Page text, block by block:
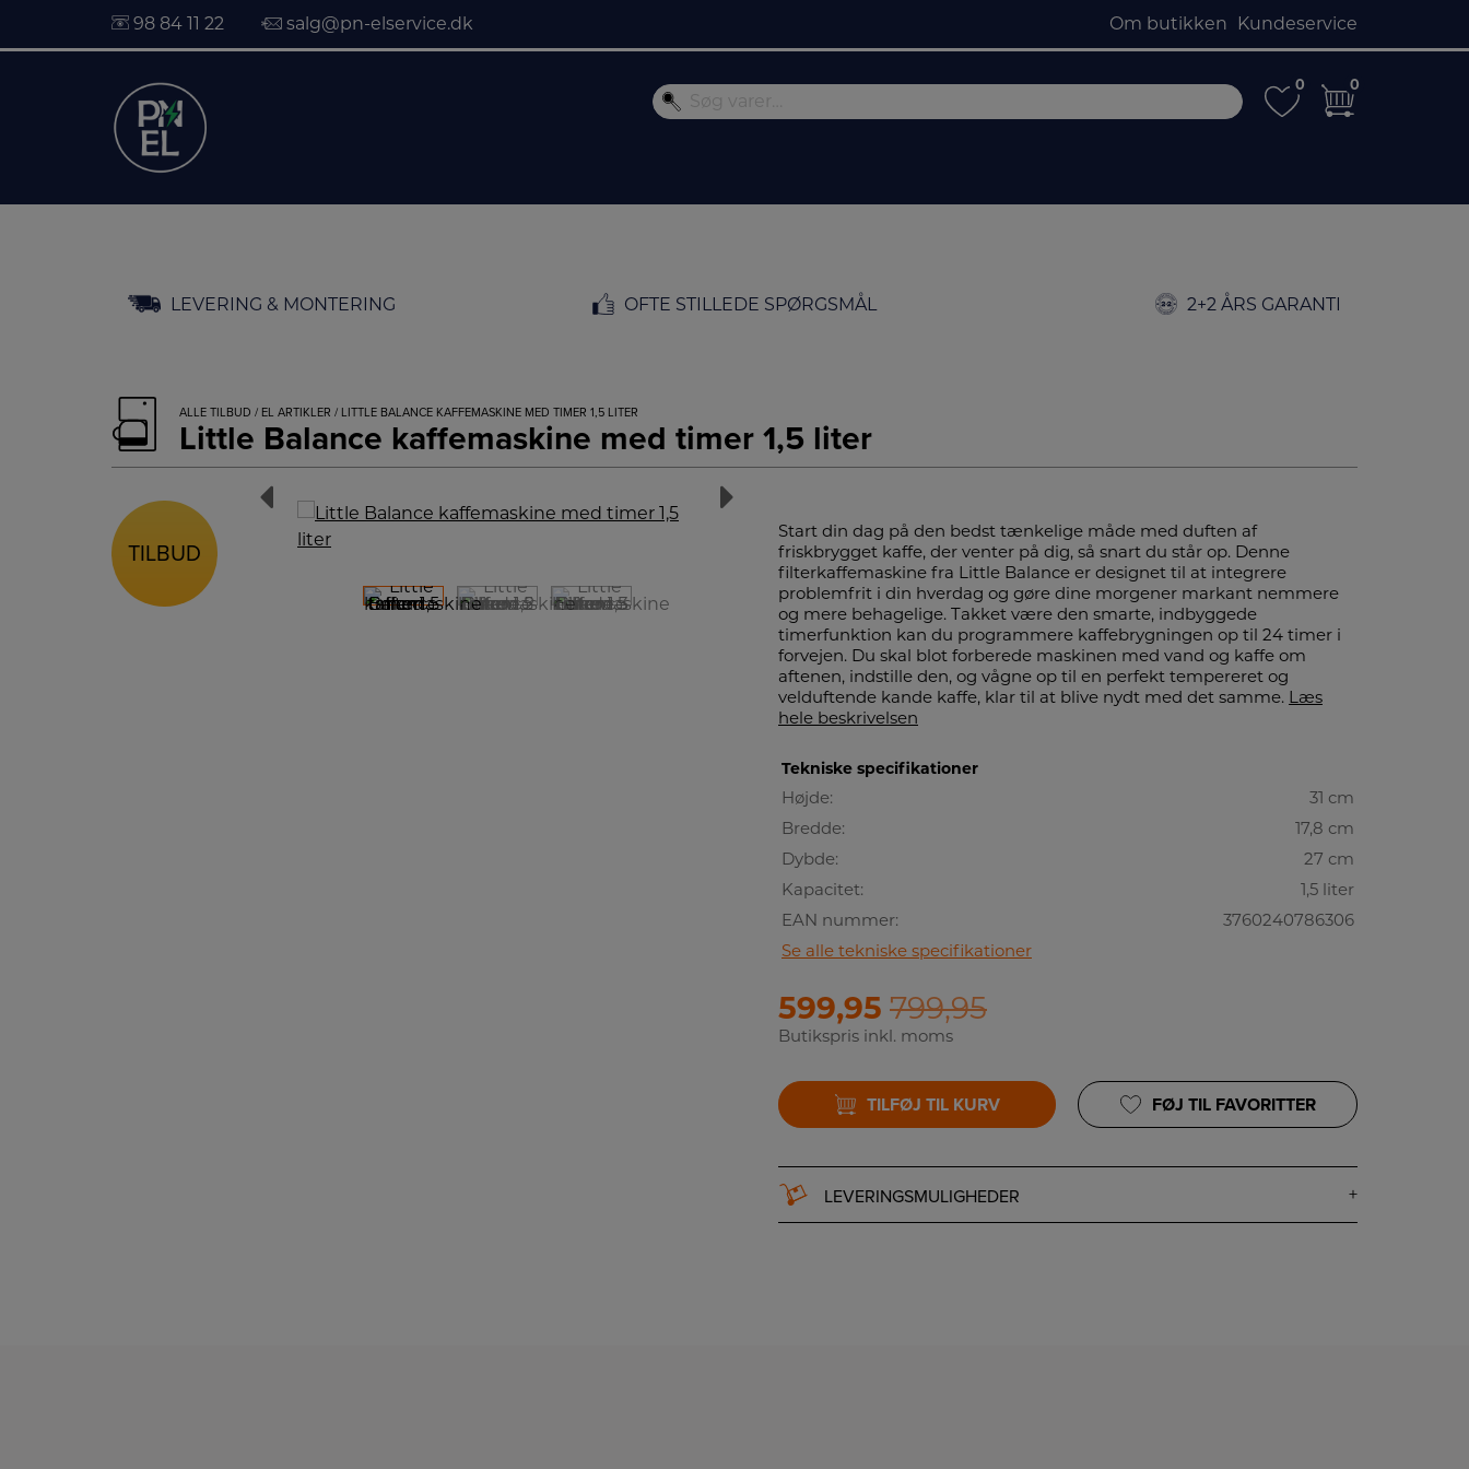
98 84 11 22 salg@pn-elservice.dk Om butikken Kundeservice
0
0 0
0
LEVERING & MONTERING OFTE STILLEDE SPØRGSMÅL 2+2 ÅRS GARANTI
ALLE TILBUD / EL ARTIKLER / LITTLE BALANCE KAFFEMASKINE MED TIMER 1,5 LITER
Little Balance kaffemaskine med timer 1,5 liter
TILBUD
TILBUD
Start din dag på den bedst tænkelige måde med duften af
friskbrygget kaffe, der venter på dig, så snart du står op. Denne
filterkaffemaskine fra Little Balance er designet til at integrere
problemfrit i din hverdag og gøre dine morgener markant nemmere
og mere behagelige. Takket være den smarte, indbyggede
timerfunktion kan du programmere kaffebrygningen op til 24 timer i
forvejen. Du skal blot forberede maskinen med vand og kaffe om
aftenen, indstille den, og vågne op til en perfekt tempereret og
velduftende kande kaffe, klar til at blive nydt med det samme. Læs
hele beskrivelsen
Tekniske specifikationer
Højde:
31 cm
Bredde:
17,8 cm
Dybde:
27 cm
Kapacitet:
1,5 liter
EAN nummer:
3760240786306
Se alle tekniske specifikationer
599,95 799,95
Butikspris inkl. moms
TILFØJ TIL KURV FØJ TIL FAVORITTER
LEVERINGSMULIGHEDER